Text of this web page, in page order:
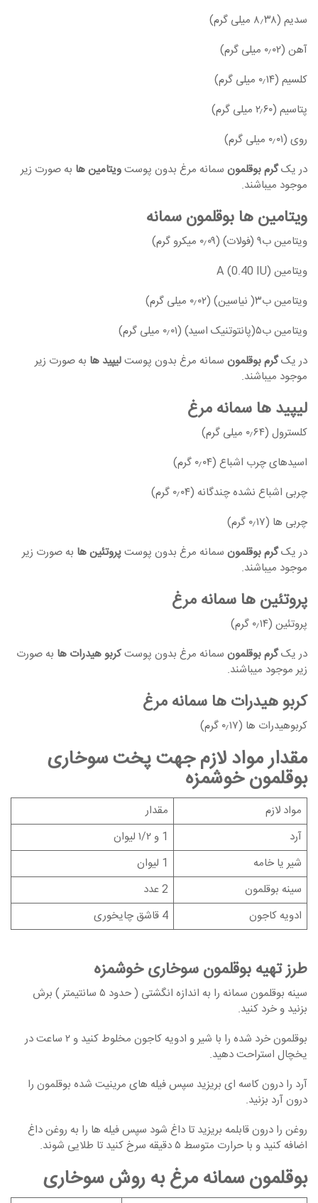
سدیم (۸٫۳۸ میلی گرم)
آهن (۰٫۰۲ میلی گرم)
کلسیم (۰٫۱۴ میلی گرم)
پتاسیم (۲٫۶۰ میلی گرم)
روی (۰٫۰۱ میلی گرم)
در یکگرم بوقلمون سمانه مرغ بدون پوستویتامین ها به صورت زیر
موجود میباشند.
ویتامین ها بوقلمون سمانه
ویتامین ب۹ (فولات) (۰٫۰۹ میکرو گرم)
ویتامین A (0.40 IU)
ویتامین ب۳( نیاسین) (۰٫۰۲ میلی گرم)
ویتامین ب۵(پانتوتنیک اسید) (۰٫۰۱ میلی گرم)
در یکگرم بوقلمون سمانه مرغ بدون پوستلیپید ها به صورت زیر
موجود میباشند.
لیپید ها سمانه مرغ
کلسترول (۰٫۶۴ میلی گرم)
اسیدهای چرب اشباع (۰٫۰۴ گرم)
چربی اشباع نشده چندگانه (۰٫۰۴ گرم)
چربی ها (۰٫۱۷ گرم)
در یکگرم بوقلمون سمانه مرغ بدون پوستپروتئین ها به صورت زیر
موجود میباشند.
پروتئین ها سمانه مرغ
پروتئین (۰٫۱۴ گرم)
در یکگرم بوقلمون سمانه مرغ بدون پوستکربو هیدرات ها به صورت
زیر موجود میباشند.
کربو هیدرات ها سمانه مرغ
کربوهیدرات ها (۰٫۱۷ گرم)
مقدار مواد لازم جهت پخت سوخاری
بوقلمون خوشمزه
مواد لازم
مقدار
آرد
1 و ۱/۲ لیوان
شیر یا خامه
1 لیوان
سینه بوقلمون
2 عدد
ادویه کاجون
4 قاشق چایخوری
طرز تهیه بوقلمون سوخاری خوشمزه
سینه بوقلمون سمانه را به اندازه انگشتی ( حدود ۵ سانتیمتر ) برش
بزنید و خرد کنید.
بوقلمون خرد شده را با شیر و ادویه کاجون مخلوط کنید و ۲ ساعت در
یخچال استراحت دهید.
آرد را درون کاسه ای بریزید سپس فیله های مرینیت شده بوقلمون را
درون آرد بزنید.
روغن را درون قابلمه بریزید تا داغ شود سپس فیله ها را به روغن داغ
اضافه کنید و با حرارت متوسط ۵ دقیقه سرخ کنید تا طلایی شوند.
بوقلمون سمانه مرغ به روش سوخاری